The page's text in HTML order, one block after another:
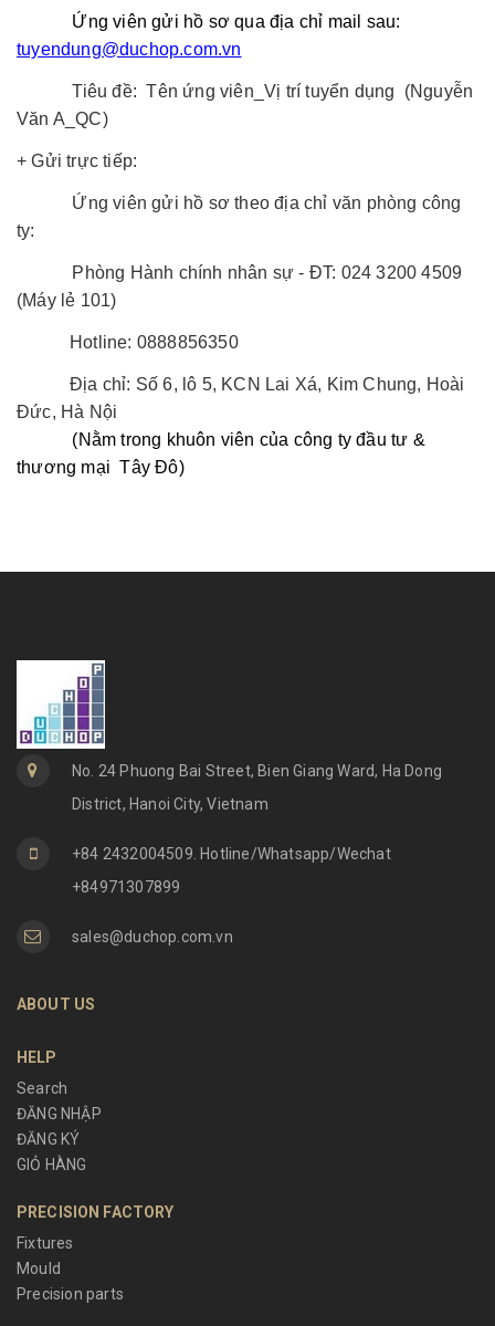
Ứng viên gửi hồ sơ qua địa chỉ mail sau:
tuyendung@duchop.com.vn
Tiêu đề: Tên ứng viên_Vị trí tuyển dụng (Nguyễn
Văn A_QC)
+ Gửi trực tiếp:
Ứng viên gửi hồ sơ theo địa chỉ văn phòng công
ty:
Phòng Hành chính nhân sự - ĐT: 024 3200 4509
(Máy lẻ 101)
Hotline: 0888856350
Địa chỉ: Số 6, lô 5, KCN Lai Xá, Kim Chung, Hoài
Đức, Hà Nội
(Nằm trong khuôn viên của công ty đầu tư &
thương mại Tây Đô)
No. 24 Phuong Bai Street, Bien Giang Ward, Ha Dong
District, Hanoi City, Vietnam
+84 2432004509. Hotline/Whatsapp/Wechat
+84971307899
sales@duchop.com.vn
ABOUT US
HELP
Search
ĐĂNG NHẬP
ĐĂNG KÝ
GIỎ HÀNG
PRECISION FACTORY
Fixtures
Mould
Precision parts